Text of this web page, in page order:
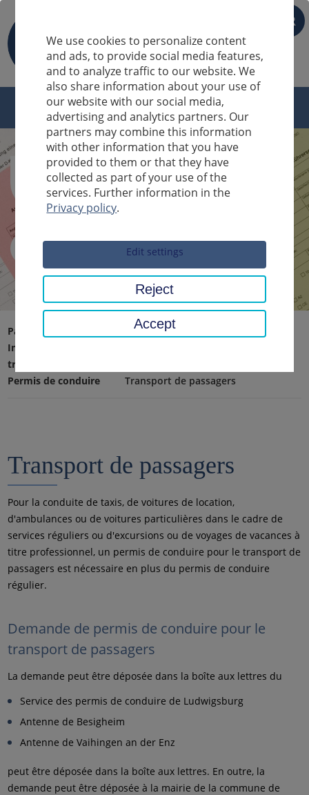
FR
Sucheingabe
Page d'accueil
Transport, sécurité, ordre
Immatriculation des véhicules, permis de conduire &
transport routier de marchandises
Permis de conduire
Transport de passagers
Transport de passagers
Pour la conduite de taxis, de voitures de location,
d'ambulances ou de voitures particulières dans le cadre de
services réguliers ou d'excursions ou de voyages de vacances à
titre professionnel, un permis de conduire pour le transport de
passagers est nécessaire en plus du permis de conduire
régulier.
Demande de permis de conduire pour le
transport de passagers
La demande peut être déposée dans la boîte aux lettres du
Service des permis de conduire de Ludwigsburg
Antenne de Besigheim
Antenne de Vaihingen an der Enz
peut être déposée dans la boîte aux lettres. En outre, la
demande peut être déposée à la mairie de la commune de
We use cookies to personalize content
and ads, to provide social media features,
and to analyze traffic to our website. We
also share information about your use of
our website with our social media,
advertising and analytics partners. Our
partners may combine this information
with other information that you have
provided to them or that they have
collected as part of your use of the
services. Further information in the
Privacy policy.
Edit settings
Reject
Accept